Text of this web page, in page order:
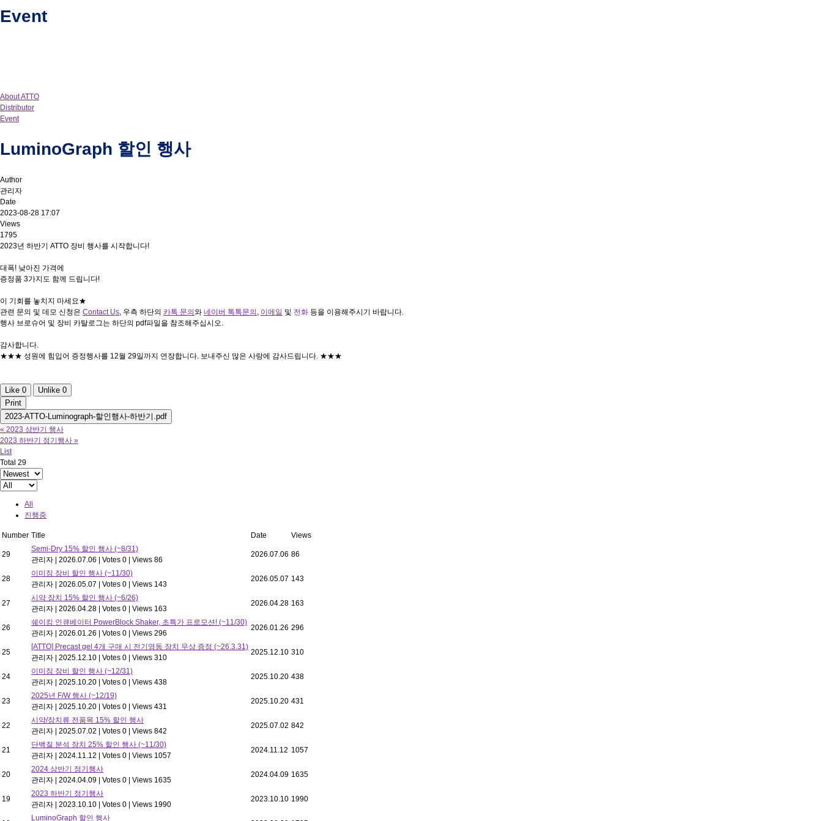
Event
About ATTO
Distributor
Event
LuminoGraph 할인 행사
Author
관리자
Date
2023-08-28 17:07
Views
1795
2023년 하반기 ATTO 장비 행사를 시작합니다!
대폭! 낮아진 가격에
증정품 3가지도 함께 드립니다!
이 기회를 놓치지 마세요★
관련 문의 및 데모 신청은 Contact Us, 우측 하단의 카톡 문의 와 네이버 톡톡문의 , 이메일 및 전화 등을 이용해주시기 바랍니다.
행사 브로슈어 및 장비 카탈로그는 하단의 pdf파일을 참조해주십시오.
감사합니다.
★★★ 성원에 힘입어 증정행사를 12월 29일까지 연장합니다. 보내주신 많은 사랑에 감사드립니다. ★★★
Like 0 Unlike 0
Print
2023-ATTO-Luminograph-할인행사-하반기.pdf
« 2023 상반기 행사
2023 하반기 정기행사 »
List
Total 29
All
진행중
Number Title Date Views
29
Semi-Dry 15% 할인 행사 (~8/31)
관리자
2026.07.06 Votes 0 Views 86
2026.07.06 86
28
이미징 장비 할인 행사 (~11/30)
관리자
2026.05.07 Votes 0 Views 143
2026.05.07 143
27
시약 장치 15% 할인 행사 (~6/26)
관리자
2026.04.28 Votes 0 Views 163
2026.04.28 163
26
쉐이킹 인큐베이터 PowerBlock Shaker, 초특가 프로모션! (~11/30)
관리자
2026.01.26 Votes 0 Views 296
2026.01.26 296
25
[ATTO] Precast gel 4개 구매 시 전기영동 장치 무상 증정 (~26.3.31)
관리자
2025.12.10 Votes 0 Views 310
2025.12.10 310
24
이미징 장비 할인 행사 (~12/31)
관리자
2025.10.20 Votes 0 Views 438
2025.10.20 438
23
2025년 F/W 행사 (~12/19)
관리자
2025.10.20 Votes 0 Views 431
2025.10.20 431
22
시약/장치류 전품목 15% 할인 행사
관리자
2025.07.02 Votes 0 Views 842
2025.07.02 842
21
단백질 분석 장치 25% 할인 행사 (~11/30)
관리자
2024.11.12 Votes 0 Views 1057
2024.11.12 1057
20
2024 상반기 정기행사
관리자
2024.04.09 Votes 0 Views 1635
2024.04.09 1635
19
2023 하반기 정기행사
관리자
2023.10.10 Votes 0 Views 1990
2023.10.10 1990
LuminoGraph 할인 행사